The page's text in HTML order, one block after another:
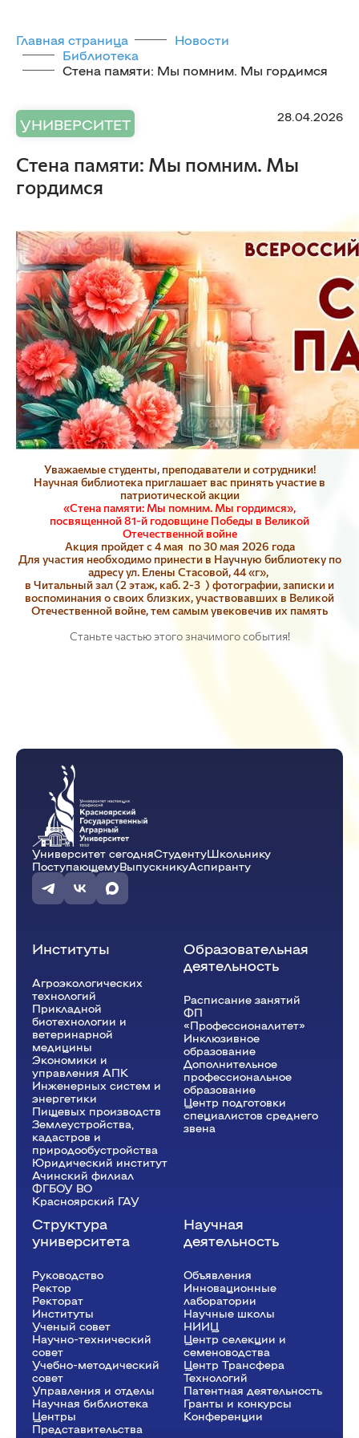
Главная страница
Новости
Библиотека
Стена памяти: Мы помним. Мы гордимся
УНИВЕРСИТЕТ 28.04.2026
Стена памяти: Мы помним. Мы
гордимся
Уважаемые студенты, преподаватели и сотрудники!
Научная библиотека приглашает вас принять участие в
патриотической акции
«Стена памяти: Мы помним. Мы гордимся»,
посвященной 81-й годовщине Победы в Великой
Отечественной войне
Акция пройдет с 4 мая по 30 мая 2026 года
Для участия необходимо принести в Научную библиотеку по
адресу ул. Елены Стасовой, 44 «г»,
в Читальный зал (2 этаж, каб. 2-3 ) фотографии, записки и
воспоминания о своих близких, участвовавших в Великой
Отечественной войне, тем самым увековечив их память
Станьте частью этого значимого события!
Университет сегодняСтудентуШкольнику
ПоступающемуВыпускникуАспиранту
Институты
Агроэкологических
технологий
Прикладной
биотехнологии и
ветеринарной
медицины
Экономики и
управления АПК
Инженерных систем и
энергетики
Пищевых производств
Землеустройства,
кадастров и
природообустройства
Юридический институт
Ачинский филиал
ФГБОУ ВО
Красноярский ГАУ
Образовательная
деятельность
Расписание занятий
ФП
«Профессионалитет»
Инклюзивное
образование
Дополнительное
профессиональное
образование
Центр подготовки
специалистов среднего
звена
Структура
университета
Руководство
Ректор
Рeкторат
Институты
Ученый совет
Научно-технический
совет
Учебно-методический
совет
Управления и отделы
Научная библиотека
Центры
Представительства
Научная
деятельность
Объявления
Инновационные
лаборатории
Научные школы
НИИЦ
Центр селекции и
семеноводства
Центр Трансфера
Технологий
Патентная деятельность
Гранты и конкурсы
Конференции